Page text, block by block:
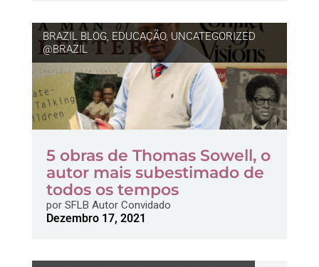
BRAZIL BLOG, EDUCAÇÃO, UNCATEGORIZED
@BRAZIL
5 obras de Thomas Sowell, o
autor mais subestimado de
todos os tempos
porSFLB Autor Convidado
Dezembro 17, 2021